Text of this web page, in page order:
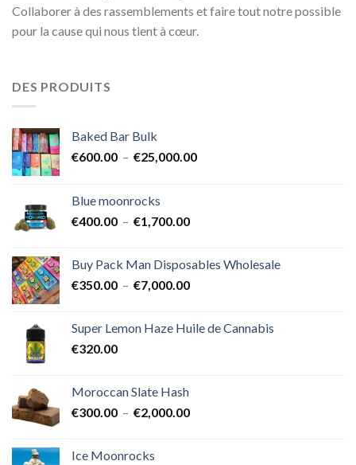
Collaborer à des rassemblements et faire tout notre possible
pour la cause qui nous tient à cœur.
DES PRODUITS
Baked Bar Bulk
€600.00 – €25,000.00Plage
Blue moonrocks
€400.00 – €1,700.00Plage
€400.00
à
Buy Pack Man Disposables Wholesale
€350.00 – €7,000.00Plage
€350.00
Super Lemon Haze Huile de Cannabis
€320.00
Moroccan Slate Hash
€300.00 – €2,000.00Plage
Ice Moonrocks